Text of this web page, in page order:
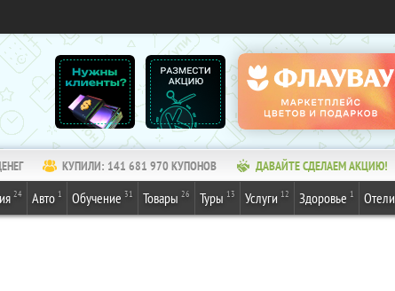
КУПИЛИ: 141 681 972КУПОНОВ ДАВАЙТЕ СДЕЛАЕМ АКЦИЮ!
24 Авто 1 Обучение 31 Товары 26 Туры 13 Услуги 12 Здоровье 1 Отели